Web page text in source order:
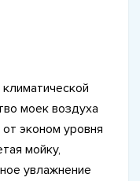
моек воздуха
эконом уровня
мойку,
увлажнение